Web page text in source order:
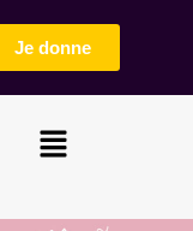
Je donne